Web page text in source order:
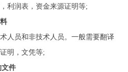
利润表，资金来源证明等;
员和非技术人员。一般需要翻译
明，文凭等;
件